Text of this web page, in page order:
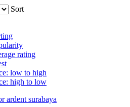
Sort
rating
low to high
high to low